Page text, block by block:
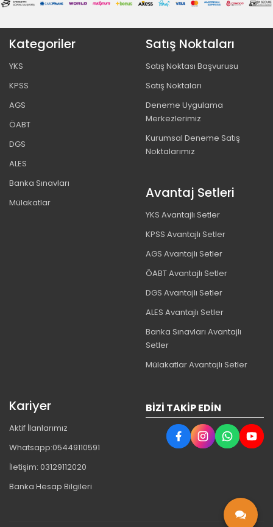
Kategoriler
YKS
KPSS
AGS
ÖABT
DGS
ALES
Banka Sınavları
Mülakatlar
Satış Noktaları
Satış Noktası Başvurusu
Satış Noktaları
Deneme Uygulama
Merkezlerimiz
Kurumsal Deneme Satış
Noktalarımız
Avantaj Setleri
YKS Avantajlı Setler
KPSS Avantajlı Setler
AGS Avantajlı Setler
ÖABT Avantajlı Setler
DGS Avantajlı Setler
ALES Avantajlı Setler
Banka Sınavları Avantajlı
Setler
Mülakatlar Avantajlı Setler
Kariyer
Aktif İlanlarımız
Whatsapp:05449110591
İletişim: 03129112020
Banka Hesap Bilgileri
BIZI TAKIP EDIN